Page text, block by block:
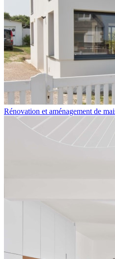
Rénovation et aménagement de